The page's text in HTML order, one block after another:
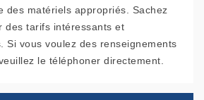
des matériels appropriés. Sachez
des tarifs intéressants et
Si vous voulez des renseignements
le téléphoner directement.